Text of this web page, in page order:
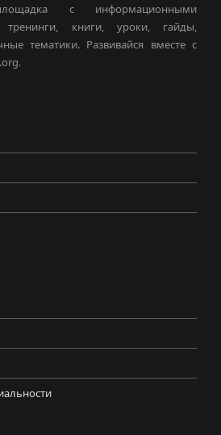
с информационными
тренинги, книги, уроки, гайды,
тематики. Развивайся вместе с